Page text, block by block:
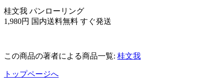
桂文我 パンローリング
1,980円 国内送料無料 すぐ発送
この商品の著者による商品一覧: 桂文我
トップページへ